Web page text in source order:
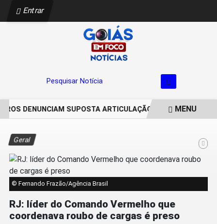
Entrar
Pesquisar Notícia
DENUNCIAM SUPOSTA ARTICULAÇÃO PARA INVASÕES
MENU
Geral
© Fernando Frazão/Agência Brasil
RJ: líder do Comando Vermelho que
coordenava roubo de cargas é preso